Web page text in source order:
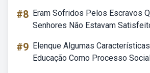
#8 Eram Sofridos Pelos Escravos
Senhores Não Estavam
#9 Elenque Algumas
Educação Como Processo